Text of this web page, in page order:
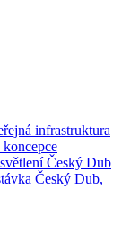
infrastruktura
Český Dub
Český Dub,